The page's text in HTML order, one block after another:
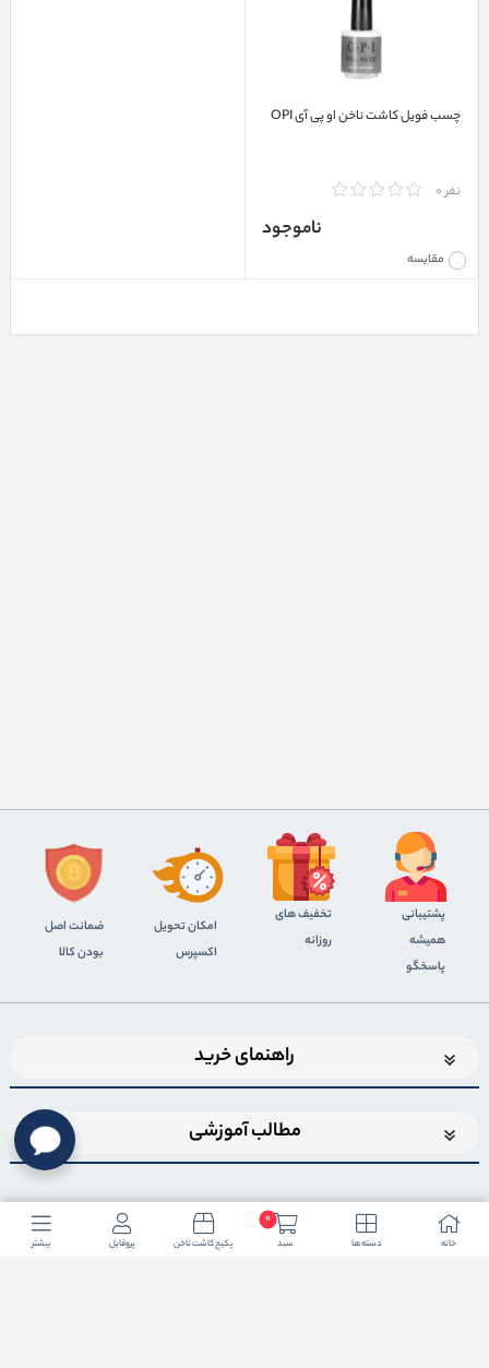
چسب فویل کاشت ناخن او پی آی OPI
نفر 0
مقایسه
ناموجود
خانه دسته ها
0
سبد پکیج کاشت ناخن پروفایل بیشتر
پشتیبانی
همیشه
پاسخگو
تخفیف های
روزانه
اﻣﮑﺎن ﺗﺤﻮﯾﻞ
اﮐﺴﭙﺮس
ضمانت اصل
بودن کالا
راهنمای خرید
مطالب آموزشی